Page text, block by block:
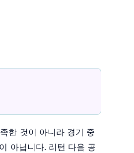
한 것이 아니라 경기 중
아닙니다. 리턴 다음 공